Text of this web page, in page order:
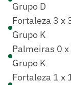
Grupo D
Fortaleza 3 x
Grupo K
Palmeiras 0
Grupo K
Fortaleza 1 x